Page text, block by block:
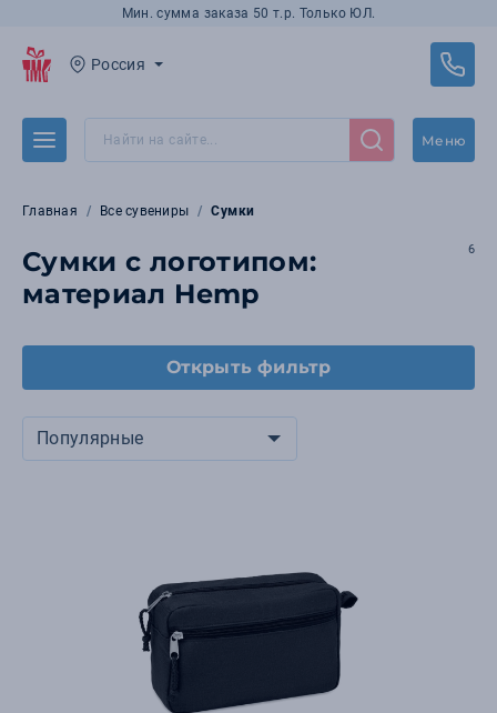
Мин. сумма заказа 50 т.р. Только ЮЛ.
Россия
Меню
Главная Все сувениры Сумки
Сумки с логотипом:
материал Hemp
6
Открыть фильтр
Популярные